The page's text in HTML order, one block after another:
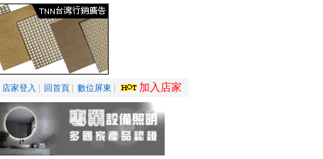
店家登入 回首頁| 數位屏東 加入店家